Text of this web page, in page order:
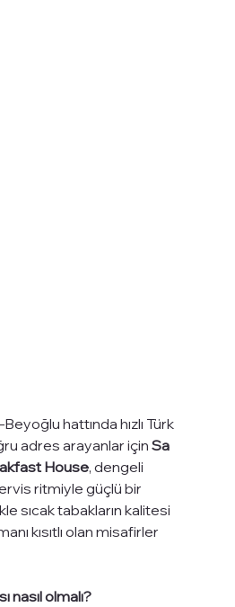
hattında hızlı Türk
adres arayanlar için Sa
House, dengeli
ritmiyle güçlü bir
sıcak tabakların kalitesi
kısıtlı olan misafirler
nasıl olmalı?